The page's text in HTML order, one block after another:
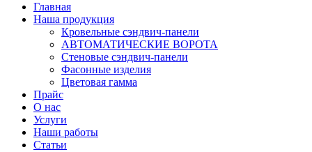
Главная
Наша продукция
Кровельные сэндвич-панели
АВТОМАТИЧЕСКИЕ ВОРОТА
Стеновые сэндвич-панели
Фасонные изделия
Цветовая гамма
Прайс
О нас
Услуги
Наши работы
Статьи